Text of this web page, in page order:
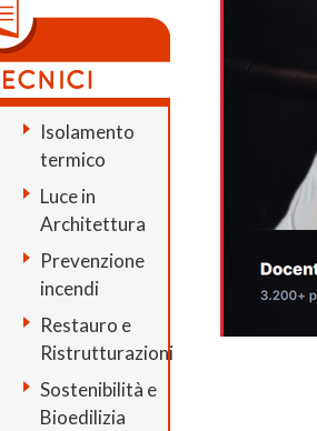
Isolamento
termico
Luce in
Architettura
Prevenzione
incendi
Restauro e
Ristrutturazioni
Sostenibilità e
Bioedilizia